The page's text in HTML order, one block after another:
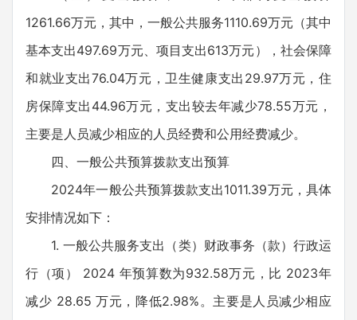
1261.66万元，其中，一般公共服务1110.69万元（其中
基本支出497.69万元、项目支出613万元），社会保障
和就业支出76.04万元，卫生健康支出29.97万元，住
房保障支出44.96万元，支出较去年减少78.55万元，
主要是人员减少相应的人员经费和公用经费减少。
四、一般公共预算拨款支出预算
2024年一般公共预算拨款支出1011.39万元，具体
安排情况如下：
1. 一般公共服务支出（类）财政事务（款）行政运
行（项） 2024 年预算数为932.58万元，比 2023年
减少 28.65 万元，降低2.98%。主要是人员减少相应